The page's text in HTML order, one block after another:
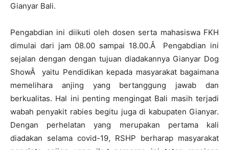
Gianyar Bali.
Pengabdian ini diikuti oleh dosen serta mahasiswa FKH
dimulai dari jam 08.00 sampai 18.00.Â Pengabdian ini
sejalan dengan dengan tujuan diadakannya Gianyar Dog
ShowÂ yaitu Pendidikan kepada masyarakat bagaimana
memelihara anjing yang bertanggung jawab dan
berkualitas. Hal ini penting mengingat Bali masih terjadi
wabah penyakit rabies begitu juga di kabupaten Gianyar.
Dengan perhelatan yang merupakan pertama kali
diadakan selama covid-19, RSHP berharap masyarakat